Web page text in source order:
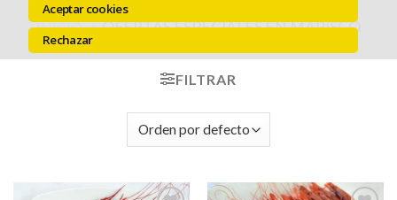
Aceptar cookies
Rechazar
INICIO / OFERTAS ESPECIALES EN MARISCO
FILTRAR